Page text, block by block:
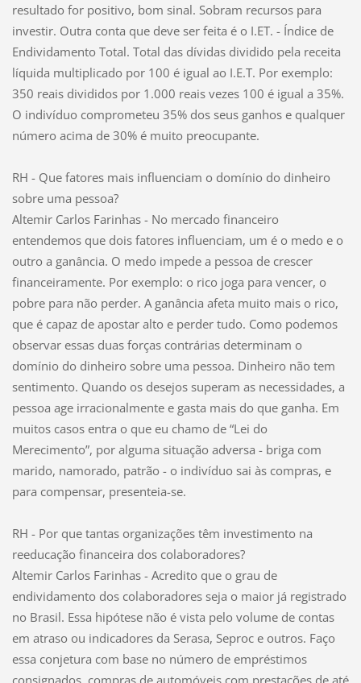
resultado for positivo, bom sinal. Sobram recursos para
investir. Outra conta que deve ser feita é o I.ET. - Índice de
Endividamento Total. Total das dívidas dividido pela receita
líquida multiplicado por 100 é igual ao I.E.T. Por exemplo:
350 reais divididos por 1.000 reais vezes 100 é igual a 35%.
O indivíduo comprometeu 35% dos seus ganhos e qualquer
número acima de 30% é muito preocupante.
RH - Que fatores mais influenciam o domínio do dinheiro
sobre uma pessoa?
Altemir Carlos Farinhas - No mercado financeiro
entendemos que dois fatores influenciam, um é o medo e o
outro a ganância. O medo impede a pessoa de crescer
financeiramente. Por exemplo: o rico joga para vencer, o
pobre para não perder. A ganância afeta muito mais o rico,
que é capaz de apostar alto e perder tudo. Como podemos
observar essas duas forças contrárias determinam o
domínio do dinheiro sobre uma pessoa. Dinheiro não tem
sentimento. Quando os desejos superam as necessidades, a
pessoa age irracionalmente e gasta mais do que ganha. Em
muitos casos entra o que eu chamo de “Lei do
Merecimento”, por alguma situação adversa - briga com
marido, namorado, patrão - o indivíduo sai às compras, e
para compensar, presenteia-se.
RH - Por que tantas organizações têm investimento na
reeducação financeira dos colaboradores?
Altemir Carlos Farinhas - Acredito que o grau de
endividamento dos colaboradores seja o maior já registrado
no Brasil. Essa hipótese não é vista pelo volume de contas
em atraso ou indicadores da Serasa, Seproc e outros. Faço
essa conjetura com base no número de empréstimos
consignados, compras de automóveis com prestações de até